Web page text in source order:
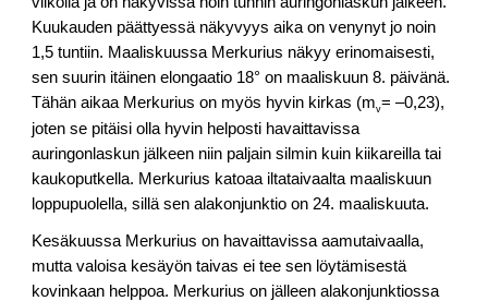
Kuukauden päättyessä näkyvyys aika on venynyt jo noin
1,5 tuntiin. Maaliskuussa Merkurius näkyy erinomaisesti,
sen suurin itäinen elongaatio 18° on maaliskuun 8. päivänä.
Tähän aikaa Merkurius on myös hyvin kirkas (mv= –0,23),
joten se pitäisi olla hyvin helposti havaittavissa
auringonlaskun jälkeen niin paljain silmin kuin kiikareilla tai
kaukoputkella. Merkurius katoaa iltataivaalta maaliskuun
loppupuolella, sillä sen alakonjunktio on 24. maaliskuuta.
Kesäkuussa Merkurius on havaittavissa aamutaivaalla,
mutta valoisa kesäyön taivas ei tee sen löytämisestä
kovinkaan helppoa. Merkurius on jälleen alakonjunktiossa